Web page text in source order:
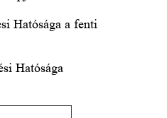
Hatósága a fenti
Hatósága